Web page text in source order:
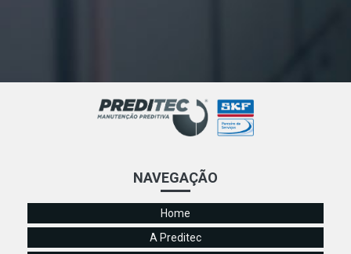
Energética Empresarial
Termografia Elétrica: Evite Falhas e Maximize a Eficiência
Termografia Elétrica: Inove a Manutenção Preventiva da
Termografia Elétrica: Melhore a Manutenção de
Equipamentos e Previna Falhas Prematuras
NAVEGAÇÃO
Home
A Preditec